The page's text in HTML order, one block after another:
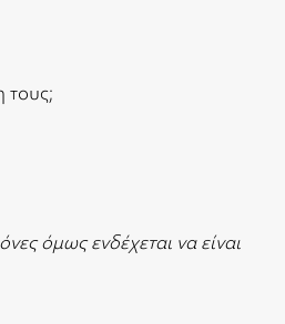
τους;
όμως ενδέχεται να είναι